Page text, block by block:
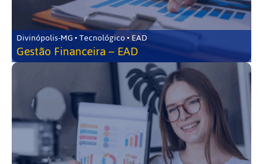
Divinópolis-MG • Tecnológico • EAD
Gestão Financeira – EAD